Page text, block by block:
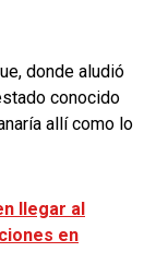
donde aludió
conocido
allí como lo
llegar al
en